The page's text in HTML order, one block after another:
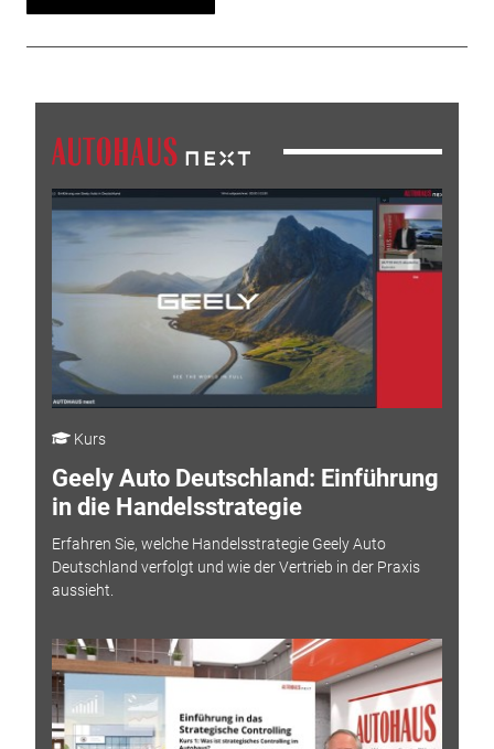
Kurs
Geely Auto Deutschland: Einführung
in die Handelsstrategie
Erfahren Sie, welche Handelsstrategie Geely Auto
Deutschland verfolgt und wie der Vertrieb in der Praxis
aussieht.